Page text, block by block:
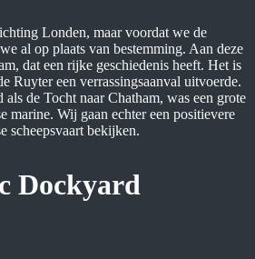
Londen, maar voordat we de
al op plaats van bestemming. Aan deze
dat een rijke geschiedenis heeft. Het is
Ruyter een verrassingsaanval uitvoerde.
als de Tocht naar Chatham, was een grote
marine. Wij gaan echter een positievere
scheepsvaart bekijken.
Dockyard